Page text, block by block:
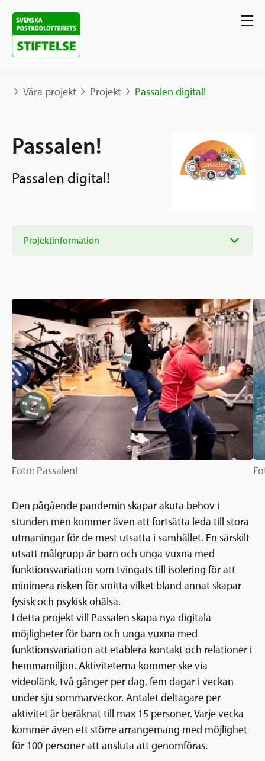
Karta
Våra stöd
Utlysningar
Ansök
Frågor och svar
Sverige och övriga världen
Grannskapsinitiativet
Hur vi arbetar
Verksamhetsberättelser & årsredovisningar
Medarbetare & styrelse
Kontakt
Pressrum
Nyheter & kalenderhändelser
Postkodlotteriet
SV
Våra projekt Projekt Passalen digital!
Passalen!
Passalen digital!
Projektinformation
Foto: Passalen!
Den pågående pandemin skapar akuta behov i
stunden men kommer även att fortsätta leda till stora
utmaningar för de mest utsatta i samhället. En särskilt
utsatt målgrupp är barn och unga vuxna med
funktionsvariation som tvingats till isolering för att
minimera risken för smitta vilket bland annat skapar
fysisk och psykisk ohälsa.
I detta projekt vill Passalen skapa nya digitala
möjligheter för barn och unga vuxna med
funktionsvariation att etablera kontakt och relationer i
hemmamiljön. Aktiviteterna kommer ske via
videolänk, två gånger per dag, fem dagar i veckan
under sju sommarveckor. Antalet deltagare per
aktivitet är beräknat till max 15 personer. Varje vecka
kommer även ett större arrangemang med möjlighet
för 100 personer att ansluta att genomföras.